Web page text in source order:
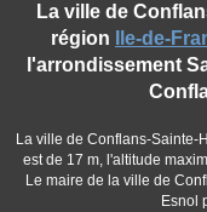
La ville de
région
Ile-de-
l'arrondissement
La ville de Conflans-Sainte-
est de 17 m, l'altitude
Le maire de la ville de
Esnol